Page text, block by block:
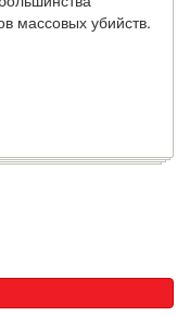
массовых убийств.